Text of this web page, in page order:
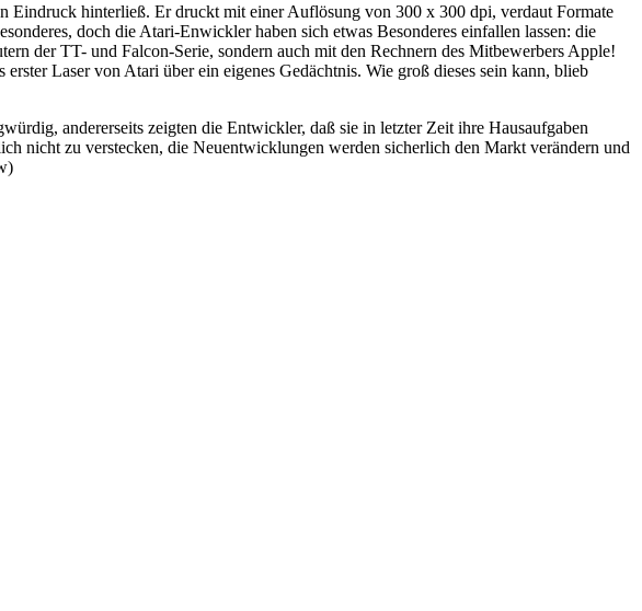
Eindruck hinterließ. Er druckt mit einer Auflösung von 300 x 300 dpi, verdaut Formate
doch die Atari-Enwickler haben sich etwas Besonderes einfallen lassen: die
der TT- und Falcon-Serie, sondern auch mit den Rechnern des Mitbewerbers Apple!
Laser von Atari über ein eigenes Gedächtnis. Wie groß dieses sein kann, blieb
andererseits zeigten die Entwickler, daß sie in letzter Zeit ihre Hausaufgaben
nicht zu verstecken, die Neuentwicklungen werden sicherlich den Markt verändern und